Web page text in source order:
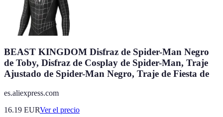
BEAST KINGDOM Disfraz de Spider-Man Negro
de Toby, Disfraz de Cosplay de Spider-Man, Traje
Ajustado de Spider-Man Negro, Traje de Fiesta de
es.aliexpress.com
16.19 EURVer el precio